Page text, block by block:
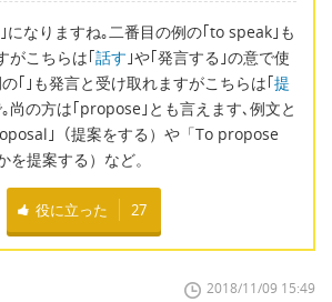
なりますね｡二番目の例の｢to speak｣も
がこちらは｢話す ｣や｢発言する｣の意で使
｢｣も発言と受け取れますがこちらは｢提
｡尚の方は｢propose｣とも言えます､例文と
｣（提案をする）や「To propose
提案する）など。
役に立った 27
2018/11/09 15:49